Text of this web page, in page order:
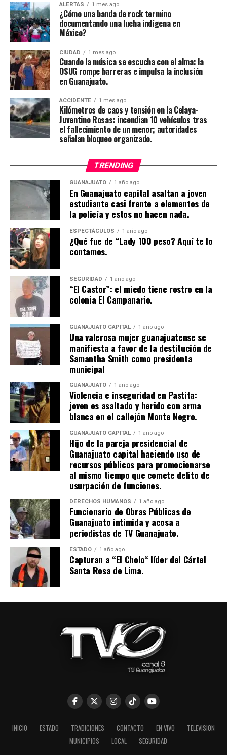
ALERTAS 1 mes ago
¿Cómo una banda de rock termino
documentando una lucha indígena en
México?
CIUDAD 1 mes ago
Cuando la música se escucha con el alma: la
OSUG rompe barreras e impulsa la inclusión
en Guanajuato.
ACCIDENTE 1 mes ago
Kilómetros de caos y tensión en la Celaya-
Juventino Rosas: incendian 10 vehículos tras
el fallecimiento de un menor; autoridades
señalan bloqueo organizado.
TRENDING
GUANAJUATO 1 año ago
En Guanajuato capital asaltan a joven
estudiante casi frente a elementos de
la policía y estos no hacen nada.
ESPECTÁCULOS 1 año ago
¿Qué fue de “Lady 100 peso? Aquí te lo
contamos.
SEGURIDAD 1 año ago
“El Castor”: el miedo tiene rostro en la
colonia El Campanario.
GUANAJUATO CAPITAL 1 año ago
Una valerosa mujer guanajuatense se
manifiesta a favor de la destitución de
Samantha Smith como presidenta
municipal
GUANAJUATO 1 año ago
Violencia e inseguridad en Pastita:
joven es asaltado y herido con arma
blanca en el callejón Monte Negro.
GUANAJUATO CAPITAL 1 año ago
Hijo de la pareja presidencial de
Guanajuato capital haciendo uso de
recursos públicos para promocionarse
al mismo tiempo que comete delito de
usurpación de funciones.
DERECHOS HUMANOS 1 año ago
Funcionario de Obras Públicas de
Guanajuato intimida y acosa a
periodistas de TV Guanajuato.
ESTADO 1 año ago
Capturan a “El Cholo“ líder del Cártel
Santa Rosa de Lima.
INICIO ESTADO TRADICIONES CONTACTO EN VIVO
TELEVISION
MUNICIPIOS
LOCAL SEGURIDAD